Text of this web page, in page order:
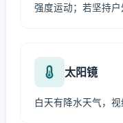
强度运动；若坚持户
太阳镜
白天有降水天气，